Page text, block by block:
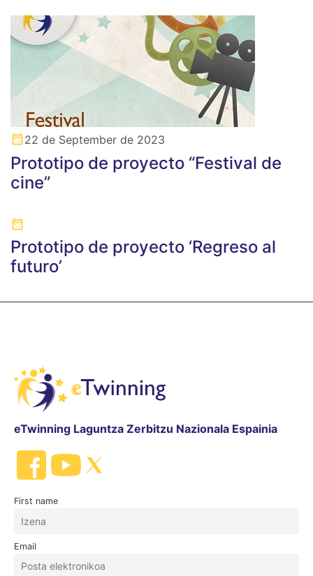
22 de September de 2023
Prototipo de proyecto “Festival de
cine”
Prototipo de proyecto ‘Regreso al
futuro’
eTwinning Laguntza Zerbitzu Nazionala Espainia
First name
Email